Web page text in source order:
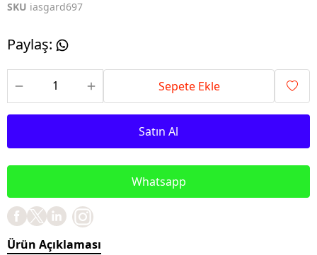
SKU iasgard697
Paylaş:
Sepete Ekle
Satın Al
Whatsapp
Ürün Açıklaması